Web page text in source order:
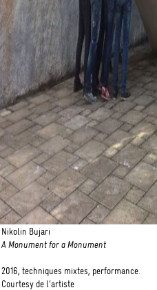
Nikolin Bujari
A Monument for a Monument
2016, techniques mixtes, performance.
Courtesy de l’artiste